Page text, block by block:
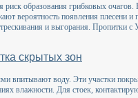
риск образования грибковых
вероятность появления плесени
и выгорания. Пропитки
скрытых зон
впитывают воду. Эти участки
влажности. Для стоек,